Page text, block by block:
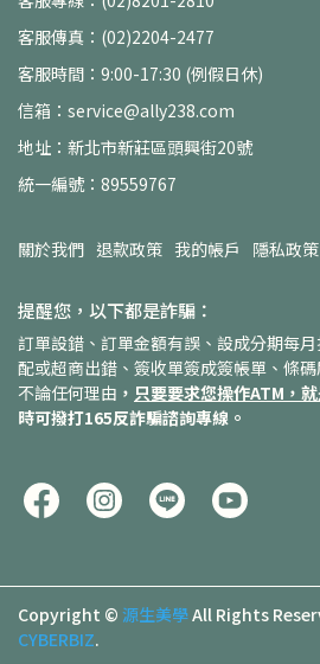
客服傳真：(02)2204-2477
客服時間：9:00-17:30 (例假日休)
信箱：service@ally238.com
地址：新北市新莊區頭興街20號
統一編號：89559767
關於我們 退款政策 我的帳戶 隱私政策
提醒您，以下都是詐騙：
訂單設錯、訂單金額有誤、設成分期每
配或超商出錯、簽收單簽成簽帳單、條碼
不論任何理由 ， 只要要求您操作ATM，
時可撥打165反詐騙諮詢專線。
Copyright © 源生美學All Rights
CYBERBIZ.